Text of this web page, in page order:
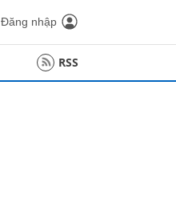
Đăng nhập
RSS